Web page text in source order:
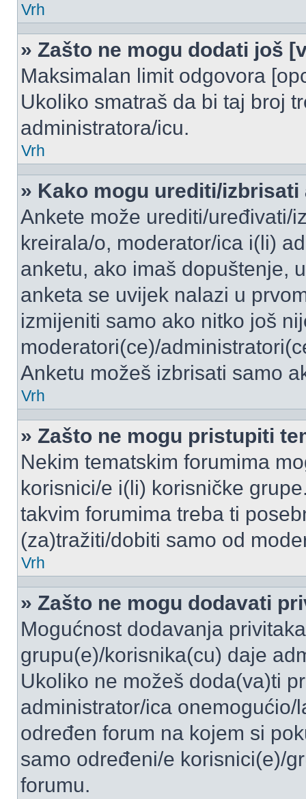
Vrh
» Zašto ne mogu dodati još
Maksimalan limit odgovora
Ukoliko smatraš da bi taj broj
administratora/icu.
Vrh
» Kako mogu urediti/izbrisati
Ankete može urediti/uređivati/
kreirala/o, moderator/ica i(li)
anketu, ako imaš dopuštenje,
anketa se uvijek nalazi u
izmijeniti samo ako nitko još
moderatori(ce)/
Anketu možeš izbrisati samo
Vrh
» Zašto ne mogu pristupiti
Nekim tematskim forumima
korisnici/e i(li) korisničke
takvim forumima treba ti
(za)tražiti/dobiti samo od
Vrh
» Zašto ne mogu dodavati
Mogućnost dodavanja
grupu(e)/korisnika(cu) daje
Ukoliko ne možeš doda(va)ti
administrator/ica
određen forum na kojem si
samo određeni/e korisnici(e)/
forumu.